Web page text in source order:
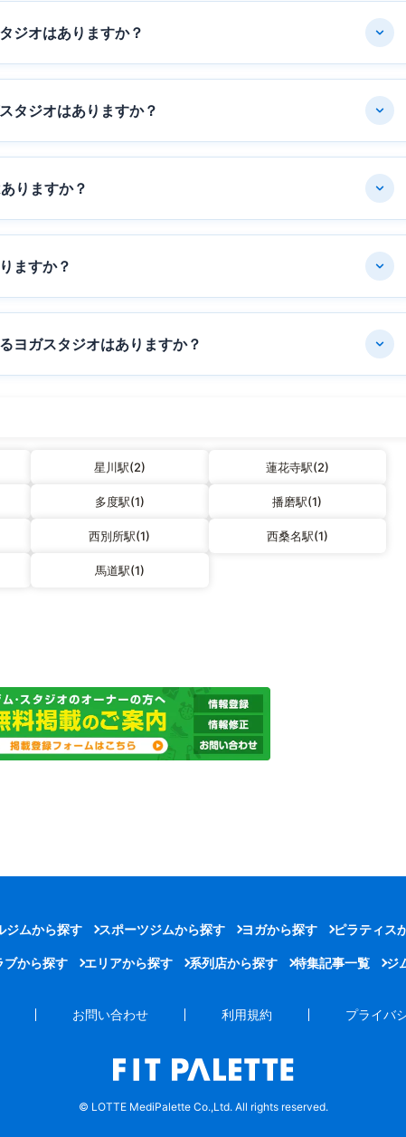
ジオはありますか？
タジオはありますか？
りますか？
ますか？
ヨガスタジオはありますか？
星川駅(2) 蓮花寺駅(2)
多度駅(1) 播磨駅(1)
西別所駅(1) 西桑名駅(1)
馬道駅(1)
ジムから探す スポーツジムから探す ヨガから探す ピラティス
ブから探す エリアから探す 系列店から探す 特集記事一覧 ジ
お問い合わせ 利用規約 プライバ
© LOTTE MediPalette Co.,Ltd. All rights reserved.